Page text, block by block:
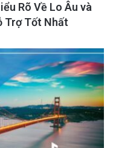
Rõ Về Lo Âu và
Trợ Tốt Nhất